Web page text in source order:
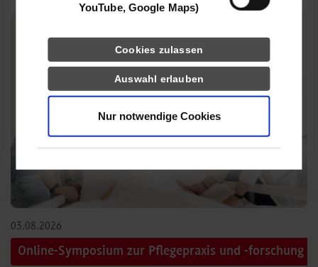
YouTube, Google Maps)
Cookies zulassen
Auswahl erlauben
Nur notwendige Cookies
03.08.2026
Online-Symposium zur Pflegepraxis und -forschung